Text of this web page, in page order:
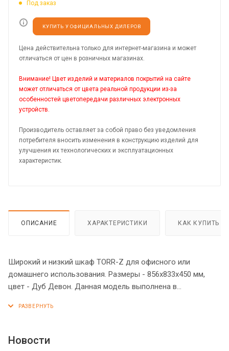
Под заказ
КУПИТЬ У ОФИЦИАЛЬНЫХ ДИЛЕРОВ
Цена действительна только для интернет-магазина и может
отличаться от цен в розничных магазинах.
Внимание! Цвет изделий и материалов покрытий на сайте
может отличаться от цвета реальной продукции из-за
особенностей цветопередачи различных электронных
устройств.
Производитель оставляет за собой право без уведомления
потребителя вносить изменения в конструкцию изделий для
улучшения их технологических и эксплуатационных
характеристик.
ОПИСАНИЕ ХАРАКТЕРИСТИКИ КАК КУПИТЬ
Широкий и низкий шкаф TORR-Z для офисного или
домашнего использования. Размеры - 856х833х450 мм,
цвет - Дуб Девон. Данная модель выполнена в
придаст кабинету более презентабельный вид. Шкаф
торцевые поверхности элементов шкафа надежно
Новости